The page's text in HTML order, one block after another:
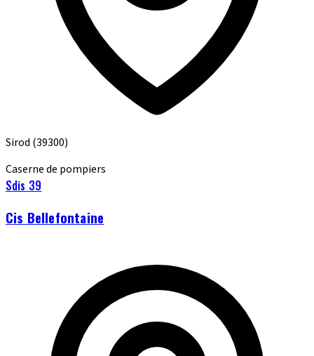
Sirod (39300)
Caserne de pompiers
Sdis 39
Cis Bellefontaine